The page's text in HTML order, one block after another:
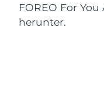
FOREO For You
herunter.